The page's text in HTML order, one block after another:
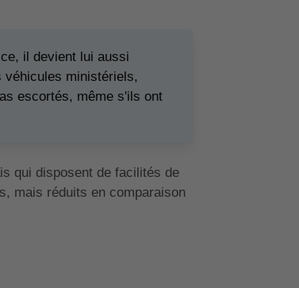
il devient lui aussi
véhicules ministériels,
escortés, même s'ils ont
qui disposent de facilités de
mais réduits en comparaison